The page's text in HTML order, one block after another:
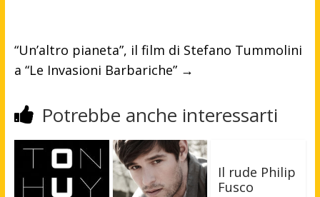
“Un’altro pianeta”, il film di Stefano Tummolini
a “Le Invasioni Barbariche” →
Potrebbe anche interessarti
Il rude Philip
Fusco